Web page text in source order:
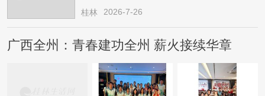
桂林 2026-7-26
广西全州：青春建功全州 薪火接续华章